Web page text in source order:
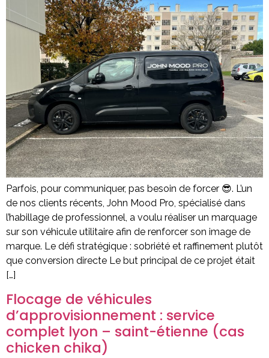
Parfois, pour communiquer, pas besoin de forcer 😎. L’un
de nos clients récents, John Mood Pro, spécialisé dans
l’habillage de professionnel, a voulu réaliser un marquage
sur son véhicule utilitaire afin de renforcer son image de
marque. Le défi stratégique : sobriété et raffinement plutôt
que conversion directe Le but principal de ce projet était
[…]
Flocage de véhicules
d’approvisionnement : service
complet lyon – saint-étienne (cas
chicken chika)